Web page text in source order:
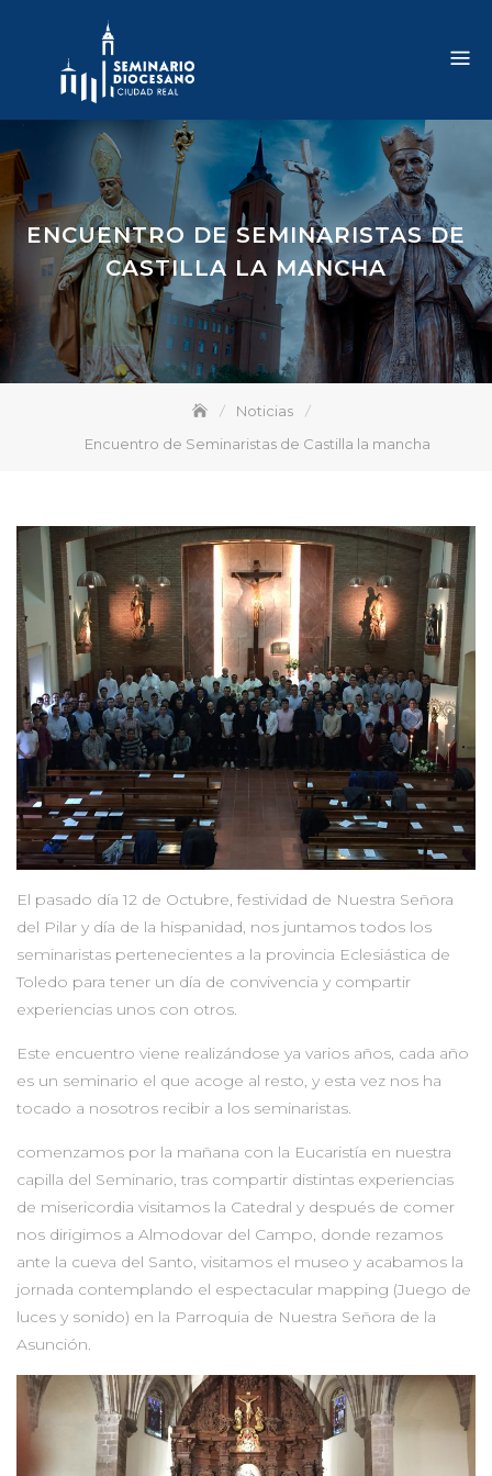
ENCUENTRO DE SEMINARISTAS DE
CASTILLA LA MANCHA
Noticias
Encuentro de Seminaristas de Castilla la mancha
El pasado día 12 de Octubre, festividad de Nuestra Señora
del Pilar y día de la hispanidad, nos juntamos todos los
seminaristas pertenecientes a la provincia Eclesiástica de
Toledo para tener un día de convivencia y compartir
experiencias unos con otros.
Este encuentro viene realizándose ya varios años, cada año
es un seminario el que acoge al resto, y esta vez nos ha
tocado a nosotros recibir a los seminaristas.
comenzamos por la mañana con la Eucaristía en nuestra
capilla del Seminario, tras compartir distintas experiencias
de misericordia visitamos la Catedral y después de comer
nos dirigimos a Almodovar del Campo, donde rezamos
ante la cueva del Santo, visitamos el museo y acabamos la
jornada contemplando el espectacular mapping (Juego de
luces y sonido) en la Parroquia de Nuestra Señora de la
Asunción.